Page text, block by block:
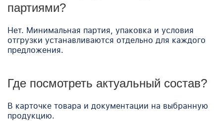
партиями?
Нет. Минимальная партия, упаковка и условия
отгрузки устанавливаются отдельно для каждого
предложения.
Где посмотреть актуальный состав?
В карточке товара и документации на выбранную
продукцию.